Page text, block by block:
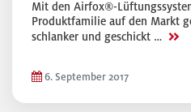
Mit den Airfox®-
Produktfamilie auf den Markt
schlanker und geschickt … >>
6. September 2017